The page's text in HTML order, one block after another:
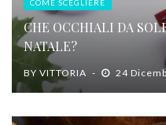
COME SCEGLIERE
CHE OCCHIALI DA
NATALE?
BY VITTORIA 24